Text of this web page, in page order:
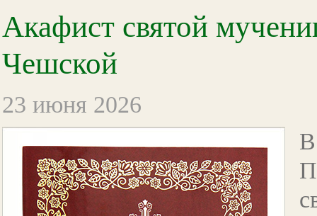
Акафист святой
Чешской
23 июня 2026